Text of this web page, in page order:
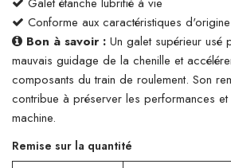
Conforme aux caractéristiques d'origine
Bon à savoir : Un galet supérieur usé
mauvais guidage de la chenille et
composants du train de roulement. Son
contribue à préserver les performances
machine.
Remise sur la quantité